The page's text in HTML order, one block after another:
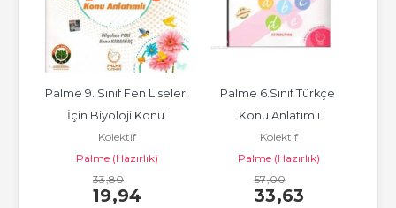
Palme 9. Sınıf Fen Liseleri
İçin Biyoloji Konu
Anlatımlı
Kolektif
Palme (Hazırlık)
33,80
19,94
Palme 6.Sınıf Türkçe
Konu Anlatımlı
Kolektif
Palme (Hazırlık)
57,00
33,63